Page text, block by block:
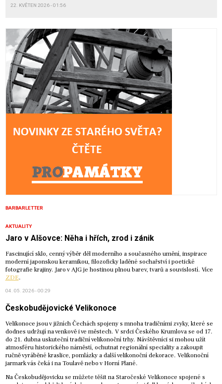
22. KVĚTEN 2026 - 01:56
BARBARLETTER
AKTUALITY
Jaro v Alšovce: Něha i hřích, zrod i zánik
Fascinující sklo, cenný výběr děl moderního a současného umění, inspirace
moderní japonskou keramikou, filozoficky laděné sochařství i poetické
fotografie krajiny. Jaro v AJG je hostinou plnou barev, tvarů a souvislostí. Více
ZDE.
04. 05. 2026 - 00:29
Českobudějovické Velikonoce
Velikonoce jsou v jižních Čechách spojeny s mnoha tradičními zvyky, které se
dodnes udržují na venkově i ve městech. V srdci Českého Krumlova se od 17.
do 21. dubna uskuteční tradiční velikonoční trhy. Návštěvníci si mohou užít
atmosféru historického náměstí, ochutnat regionální speciality a zakoupit
ručně vyráběné kraslice, pomlázky a další velikonoční dekorace. Velikonoční
jarmark vás čeká i na Toulavě nebo v Horní Plané.
Na Českobudějovicku se můžete těšit na Staročeské Velikonoce spojené s